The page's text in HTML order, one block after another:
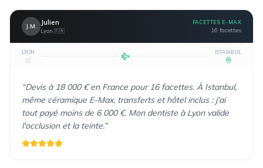
J.M. Julien
Lyon 🇫🇷
FACETTES E-MAX
16 facettes
LYON ISTANBUL
“Devis à 18 000 € en France pour 16 facettes. À Istanbul,
même céramique E-Max, transferts et hôtel inclus : j'ai
tout payé moins de 6 000 €. Mon dentiste à Lyon valide
l'occlusion et la teinte.”